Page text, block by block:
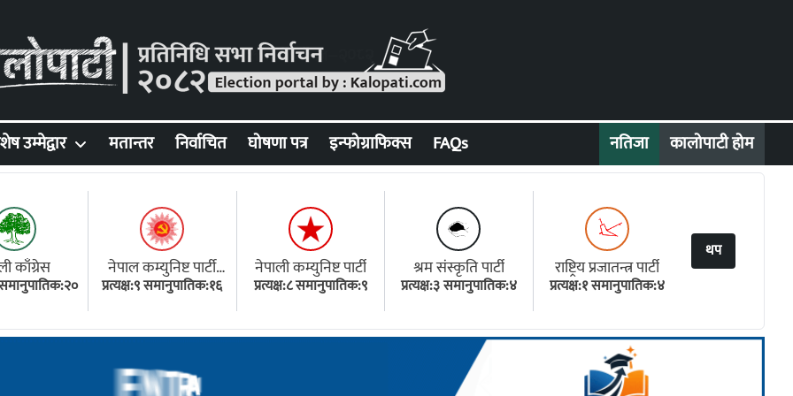
नतिजा कालोपाटी होम
उम्मेद्वार मतान्तर निर्वाचित घोषणा पत्र इन्फोग्राफिक्स FAQs
काँग्रेस
समानुपातिक:२०
नेपाल कम्युनिष्ट पार्टी
(एमाले)
प्रत्यक्ष:९ समानुपातिक:१६
नेपाली कम्युनिष्ट पार्टी
प्रत्यक्ष:८ समानुपातिक:९
श्रम संस्कृति पार्टी
प्रत्यक्ष:३ समानुपातिक:४
राष्ट्रिय प्रजातन्त्र पार्टी
प्रत्यक्ष:१ समानुपातिक:४
थप